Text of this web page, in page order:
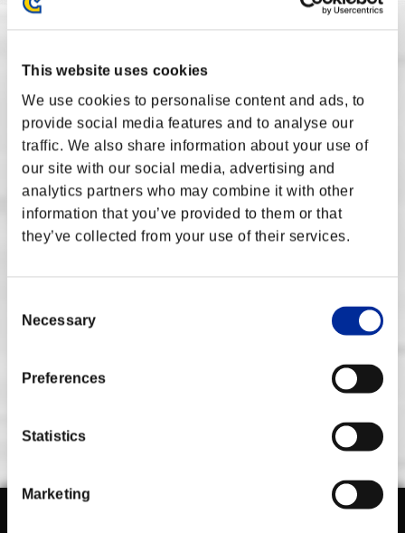
This website uses cookies
We use cookies to personalise content and ads, to
provide social media features and to analyse our
traffic. We also share information about your use of
our site with our social media, advertising and
analytics partners who may combine it with other
information that you’ve provided to them or that
they’ve collected from your use of their services.
Selection
Necessary
Preferences
Statistics
Marketing
• お客様のSteam ID（場合に応じ該当するもの）は、Steamア
カウントの新規作成時に設定いただいたものです。
としては、ダウンロードコンテンツのID、数量および日付（例
えば利用期限付きのアイテムに関するものなど）も挙げられま
• お客様のゲーム内実績に関する情報。
• お客様の地理情報。
また、お客様は、以下の情報をカプコンがお客様から直接収集し利
用することがある旨についても、同意します。
• お客様のFighter's ID。
• お客様のIPアドレス。
• お客様のゲーム内アクティビティに関する情報（ゲームのテ
レメトリーデータおよび進行状況に関する情報など）。
収集された情報のカプコンによる利用は、カプコンのプライバシー
Street Fighter Vサービスおよびオンラインサービスを提供する
ため。
- かかるCFNおよび関連ポータルにより、ゲームにおけるご自
- 別のStreet Fighter V関連ポータルにより、Street Fighter V
オンライン大会へ参加することや、ご自身のオンライン大会で
会の進行状況および統計値をご自身または誰でも（ログインア
カウントを作成していない人を含む）閲覧することのできるオ
カプコンにより収集されるいずれの情報も、米国内および日本国内